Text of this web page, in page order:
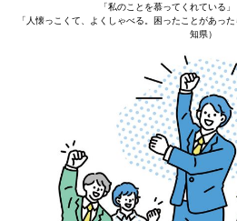
「私のことを慕ってくれている」
「人懐っこくて、よくしゃべる。困ったことがあっ
知県）